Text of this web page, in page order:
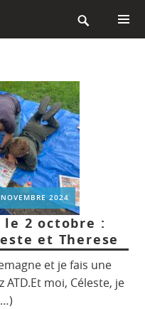

MENU
2024
2 octobre :
et Therese
et je fais une
moi, Céleste, je